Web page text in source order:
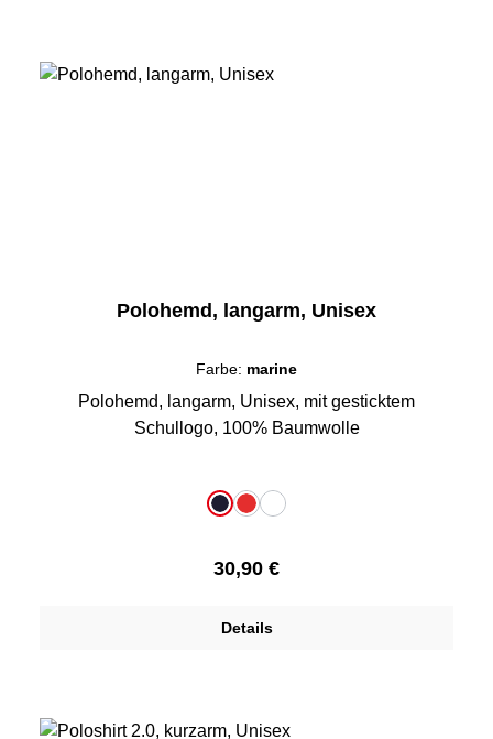
Polohemd, langarm, Unisex
Farbe: marine
Polohemd, langarm, Unisex, mit gesticktem
Schullogo, 100% Baumwolle
auswählenmarine
rot weiß
Regulärer Preis:
30,90 €
Details